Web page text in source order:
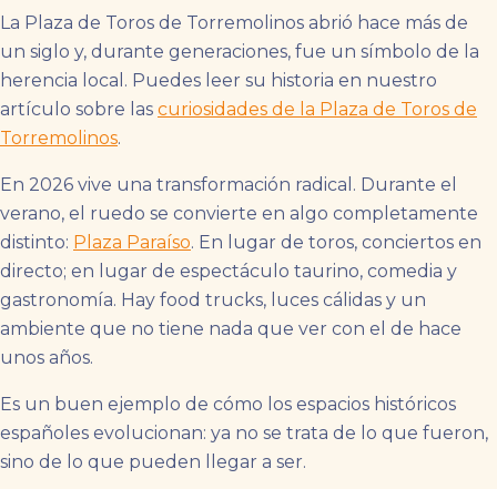
La Plaza de Toros de Torremolinos abrió hace más de
un siglo y, durante generaciones, fue un símbolo de la
herencia local. Puedes leer su historia en nuestro
artículo sobre las curiosidades de la Plaza de Toros de
Torremolinos.
En 2026 vive una transformación radical. Durante el
verano, el ruedo se convierte en algo completamente
distinto: Plaza Paraíso. En lugar de toros, conciertos en
directo; en lugar de espectáculo taurino, comedia y
gastronomía. Hay food trucks, luces cálidas y un
ambiente que no tiene nada que ver con el de hace
unos años.
Es un buen ejemplo de cómo los espacios históricos
españoles evolucionan: ya no se trata de lo que fueron,
sino de lo que pueden llegar a ser.